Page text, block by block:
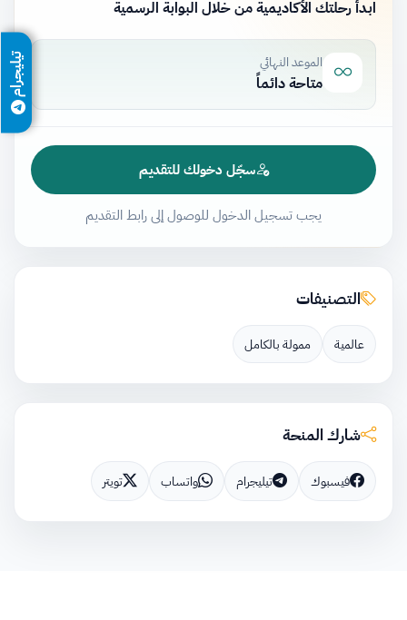
ابدأ رحلتك الأكاديمية من خلال البوابة الرسمية
الموعد النهائي
متاحة دائماً
سجّل دخولك للتقديم
يجب تسجيل الدخول للوصول إلى رابط التقديم
التصنيفات
عالمية ممولة بالكامل
شارك المنحة
فيسبوك تيليجرام واتساب تويتر
تيليجرام